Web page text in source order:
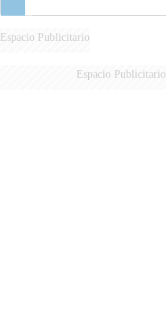
Espacio Publicitario
Espacio Publicitario